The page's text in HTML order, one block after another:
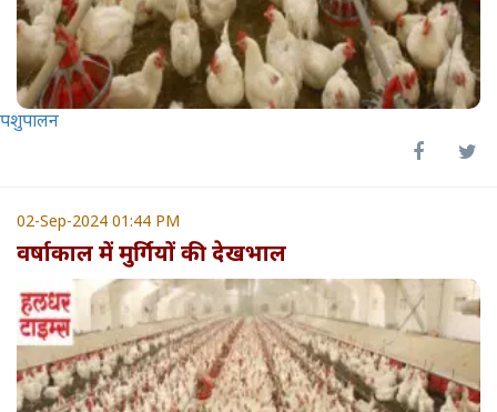
पशुपालन
02-Sep-2024 01:44 PM
वर्षाकाल में मुर्गियों की देखभाल